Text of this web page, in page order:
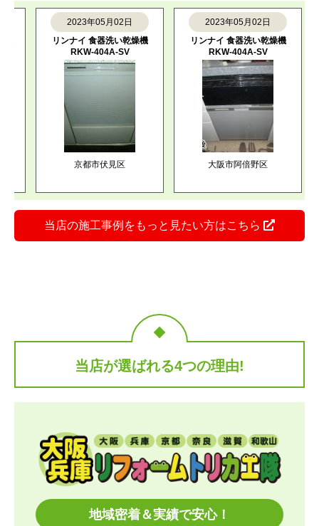
2023年05月02日
リンナイ 食器洗い乾燥機
RKW-404A-SV
京都市伏見区
2023年05月02日
リンナイ 食器洗い乾燥機
RKW-404A-SV
大阪市阿倍野区
当店の施工事例をもっと見たい方はこちら
当店が選ばれる4つの理由!
地域密着＆実績で安心！